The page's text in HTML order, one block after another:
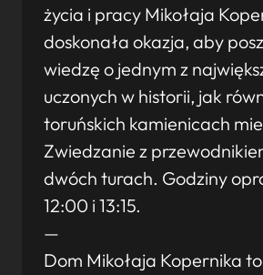
życia i pracy Mikołaja
doskonała okazja, aby
wiedzę o jednym z
uczonych w historii, jak
toruńskich kamienicach
Zwiedzanie z
dwóch turach. Godziny
12:00 i 13:15.
—
Dom Mikołaja Kopernika